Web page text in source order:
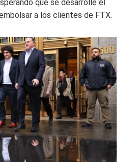
que se desarrolle el
a los clientes de FTX.